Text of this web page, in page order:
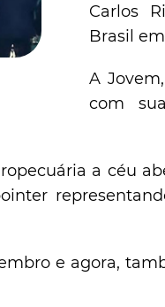
Carlos
Brasil
A
com
a céu
e agora,